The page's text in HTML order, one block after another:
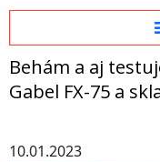
Behám a aj
Gabel FX-75 a
10.01.2023